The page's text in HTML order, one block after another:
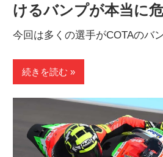
けるバンプが本当に危
今回は多くの選手がCOTAのバ
続きを読む